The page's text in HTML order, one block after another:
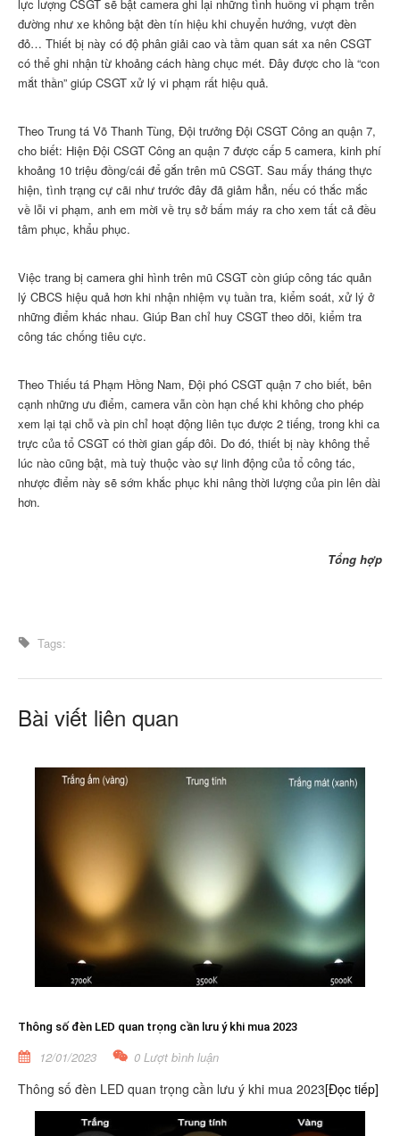
lực lượng CSGT sẽ bật camera ghi lại những tình huống vi phạm trên
đường như xe không bật đèn tín hiệu khi chuyển hướng, vượt đèn
đỏ… Thiết bị này có độ phân giải cao và tầm quan sát xa nên CSGT
có thể ghi nhận từ khoảng cách hàng chục mét. Đây được cho là “con
mắt thần” giúp CSGT xử lý vi phạm rất hiệu quả.
Theo Trung tá Võ Thanh Tùng, Đội trưởng Đội CSGT Công an quận 7,
cho biết: Hiện Đội CSGT Công an quận 7 được cấp 5 camera, kinh phí
khoảng 10 triệu đồng/cái để gắn trên mũ CSGT. Sau mấy tháng thực
hiện, tình trạng cự cãi như trước đây đã giảm hẳn, nếu có thắc mắc
về lỗi vi phạm, anh em mời về trụ sở bấm máy ra cho xem tất cả đều
tâm phục, khẩu phục.
Việc trang bị camera ghi hình trên mũ CSGT còn giúp công tác quản
lý CBCS hiệu quả hơn khi nhận nhiệm vụ tuần tra, kiểm soát, xử lý ở
những điểm khác nhau. Giúp Ban chỉ huy CSGT theo dõi, kiểm tra
công tác chống tiêu cực.
Theo Thiếu tá Phạm Hồng Nam, Đội phó CSGT quận 7 cho biết, bên
cạnh những ưu điểm, camera vẫn còn hạn chế khi không cho phép
xem lại tại chỗ và pin chỉ hoạt động liên tục được 2 tiếng, trong khi ca
trực của tổ CSGT có thời gian gấp đôi. Do đó, thiết bị này không thể
lúc nào cũng bật, mà tuỳ thuộc vào sự linh động của tổ công tác,
nhược điểm này sẽ sớm khắc phục khi nâng thời lượng của pin lên dài
hơn.
Tổng hợp
Tags:
Bài viết liên quan
Thông số đèn LED quan trọng cần lưu ý khi mua 2023
12/01/2023 0 Lượt bình luận
Thông số đèn LED quan trọng cần lưu ý khi mua 2023[Đọc tiếp]